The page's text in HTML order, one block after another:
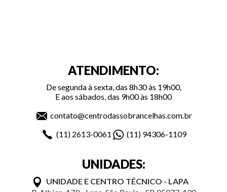
ATENDIMENTO:
De segunda à sexta, das 8h30 às 19h00,
E aos sábados, das 9h00 às 18h00
contato@centrodassobrancelhas.com.br
(11) 2613-0061 (11) 94306-1109
UNIDADES:
UNIDADE E CENTRO TÉCNICO - LAPA